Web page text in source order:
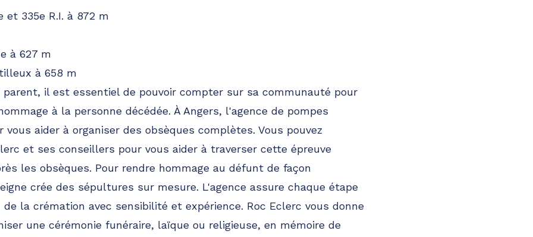
et 335e R.I. à 872 m
à 627 m
à 658 m
parent, il est essentiel de pouvoir compter sur sa communauté pour
à la personne décédée. À Angers, l'agence de pompes
aider à organiser des obsèques complètes. Vous pouvez
et ses conseillers pour vous aider à traverser cette épreuve
les obsèques. Pour rendre hommage au défunt de façon
crée des sépultures sur mesure. L'agence assure chaque étape
la crémation avec sensibilité et expérience. Roc Eclerc vous donne
une cérémonie funéraire, laïque ou religieuse, en mémoire de